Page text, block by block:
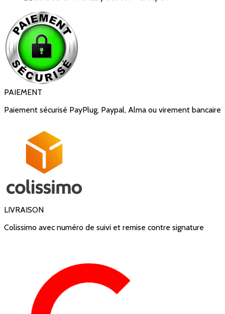
PAIEMENT
Paiement sécurisé PayPlug, Paypal, Alma ou virement bancaire
LIVRAISON
Colissimo avec numéro de suivi et remise contre signature